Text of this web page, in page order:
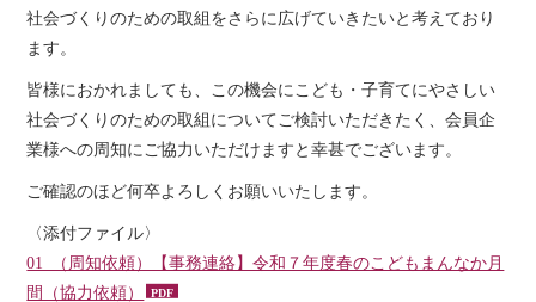
社会づくりのための取組をさらに広げていきたいと考えており
ます。
皆様におかれましても、この機会にこども・子育てにやさしい
社会づくりのための取組についてご検討いただきたく、会員企
業様への周知にご協力いただけますと幸甚でございます。
ご確認のほど何卒よろしくお願いいたします。
〈添付ファイル〉
01_（周知依頼）【事務連絡】令和７年度春のこどもまんなか月
間（協力依頼）